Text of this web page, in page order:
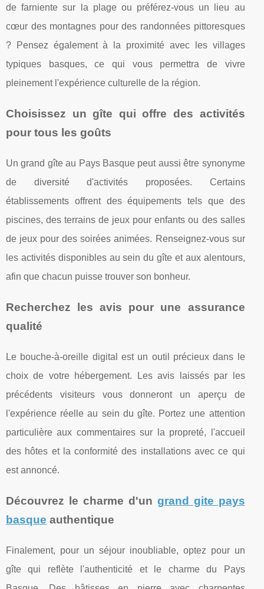
de farniente sur la plage ou préférez-vous un lieu au
cœur des montagnes pour des randonnées pittoresques
? Pensez également à la proximité avec les villages
typiques basques, ce qui vous permettra de vivre
pleinement l'expérience culturelle de la région.
Choisissez un gîte qui offre des activités
pour tous les goûts
Un grand gîte au Pays Basque peut aussi être synonyme
de diversité d'activités proposées. Certains
établissements offrent des équipements tels que des
piscines, des terrains de jeux pour enfants ou des salles
de jeux pour des soirées animées. Renseignez-vous sur
les activités disponibles au sein du gîte et aux alentours,
afin que chacun puisse trouver son bonheur.
Recherchez les avis pour une assurance
qualité
Le bouche-à-oreille digital est un outil précieux dans le
choix de votre hébergement. Les avis laissés par les
précédents visiteurs vous donneront un aperçu de
l'expérience réelle au sein du gîte. Portez une attention
particulière aux commentaires sur la propreté, l'accueil
des hôtes et la conformité des installations avec ce qui
est annoncé.
Découvrez le charme d'un grand gite pays
basque authentique
Finalement, pour un séjour inoubliable, optez pour un
gîte qui reflète l'authenticité et le charme du Pays